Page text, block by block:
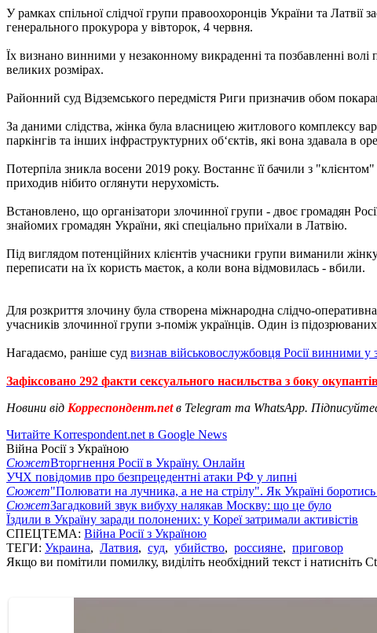
У рамках спільної слідчої групи правоохоронців України та
генерального прокурора у вівторок, 4 червня.
Їх визнано винними у незаконному викраденні та позбавленні волі
великих розмірах.
Районний суд Відземського передмістя Риги призначив обом
За даними слідства, жінка була власницею житлового комплексу
паркінгів та інших інфраструктурних об‘єктів, які вона здавала в
Потерпіла зникла восени 2019 року. Востаннє її бачили з
приходив нібито оглянути нерухомість.
Встановлено, що організатори злочинної групи - двоє громадян
знайомих громадян України, які спеціально приїхали в Латвію.
Під виглядом потенційних клієнтів учасники групи виманили
переписати на їх користь маєток, а коли вона відмовилась - вбили.
Для розкриття злочину була створена міжнародна слідчо-
учасників злочинної групи з-поміж українців. Один із
Нагадаємо, раніше суд визнав військовослужбовця Росії винними у
Зафіксовано 292 факти сексуального насильства з боку
Новини від Корреспондент.netв Telegram та WhatsApp.
Читайте Korrespondent.net в Google News
Війна Росії з Україною
СюжетВторгнення Росії в Україну. Онлайн
УЧХ повідомив про безпрецедентні атаки РФ у липні
Сюжет"Полювати на лучника, а не на стрілу". Як Україні боротись
СюжетЗагадковий звук вибуху налякав Москву: що це було
Їздили в Україну заради полонених: у Кореї затримали активістів
СПЕЦТЕМА: Війна Росії з Україною
ТЕГИ: Украина, Латвия, суд, убийство, россияне, приговор
Якщо ви помітили помилку, виділіть необхідний текст і натисніть